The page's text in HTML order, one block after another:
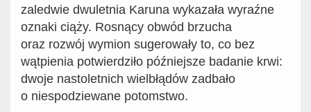
zaledwie dwuletnia Karuna wykazała wyraźne
oznaki ciąży. Rosnący obwód brzucha
oraz rozwój wymion sugerowały to, co bez
wątpienia potwierdziło późniejsze badanie krwi:
dwoje nastoletnich wielbłądów zadbało
o niespodziewane potomstwo.